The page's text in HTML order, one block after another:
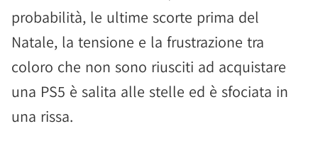
probabilità, le ultime scorte prima del
Natale, la tensione e la frustrazione tra
coloro che non sono riusciti ad acquistare
una PS5 è salita alle stelle ed è sfociata in
una rissa.